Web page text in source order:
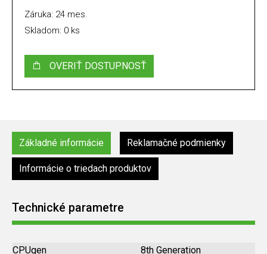
Záruka: 24 mes.
Skladom: 0 ks
OVERIŤ DOSTUPNOSŤ
Základné informácie Reklamačné podmienky
Informácie o triedach produktov
Technické parametre
CPUgen 8th Generation